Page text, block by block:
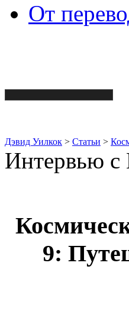
От
Дэвид Уилкок > Статьи >
Интервью с
9: